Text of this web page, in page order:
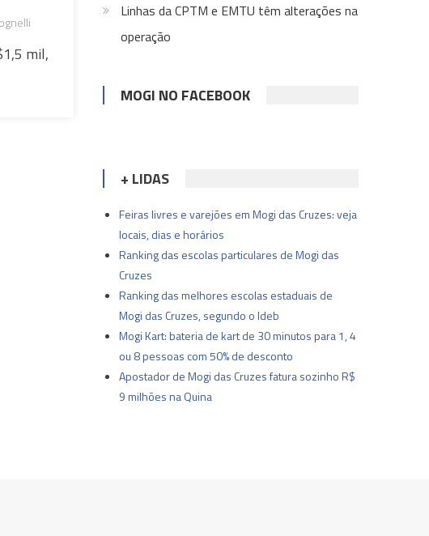
mil,
Linhas da CPTM e EMTU têm alterações na
operação
MOGI NO FACEBOOK
+ LIDAS
Feiras livres e varejões em Mogi das Cruzes: veja
locais, dias e horários
Ranking das escolas particulares de Mogi das
Cruzes
Ranking das melhores escolas estaduais de
Mogi das Cruzes, segundo o Ideb
Mogi Kart: bateria de kart de 30 minutos para 1, 4
ou 8 pessoas com 50% de desconto
Apostador de Mogi das Cruzes fatura sozinho R$
9 milhões na Quina